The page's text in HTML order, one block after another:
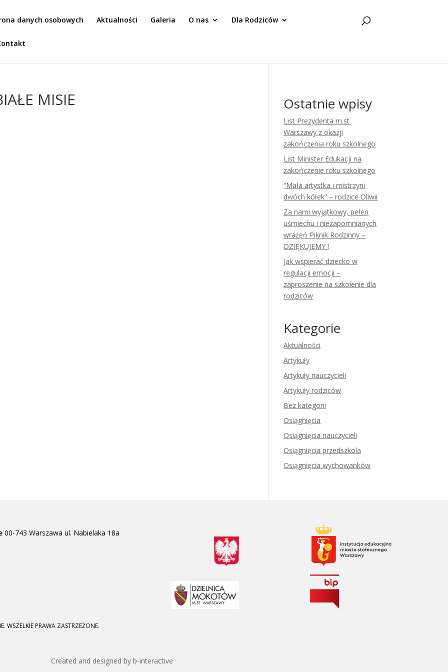
danych osobowych Aktualności Galeria O nas Dla Rodziców
MISIE Ostatnie wpisy
List Prezydenta m.st.
Warszawy z okazji
zakończenia roku szkolnego
List Minister Edukacji na
zakończenie roku szkolnego
“Mała artystka i mistrzyni
dwóch kółek” – rodzice Oliwii
Za nami wyjątkowy, pełen
uśmiechu i niezapomnianych
wrażeń Piknik Rodzinny –
DZIĘKUJEMY !
Jak wspierać dziecko w
regulacji emocji –
zaproszenie na szkolenie dla
rodziców
Kategorie
Aktualności
Artykuły
Artykuły nauczycieli
Artykuły rodziców
Bez kategorii
Osiągnięcia
Osiągnięcia nauczycieli
Osiągnięcia przedszkola
Osiągnięcia wychowanków
00-743 Warszawa ul. Nabielaka 18a
WSZELKIE PRAWA ZASTRZEŻONE.
Created and designed by b-interactive